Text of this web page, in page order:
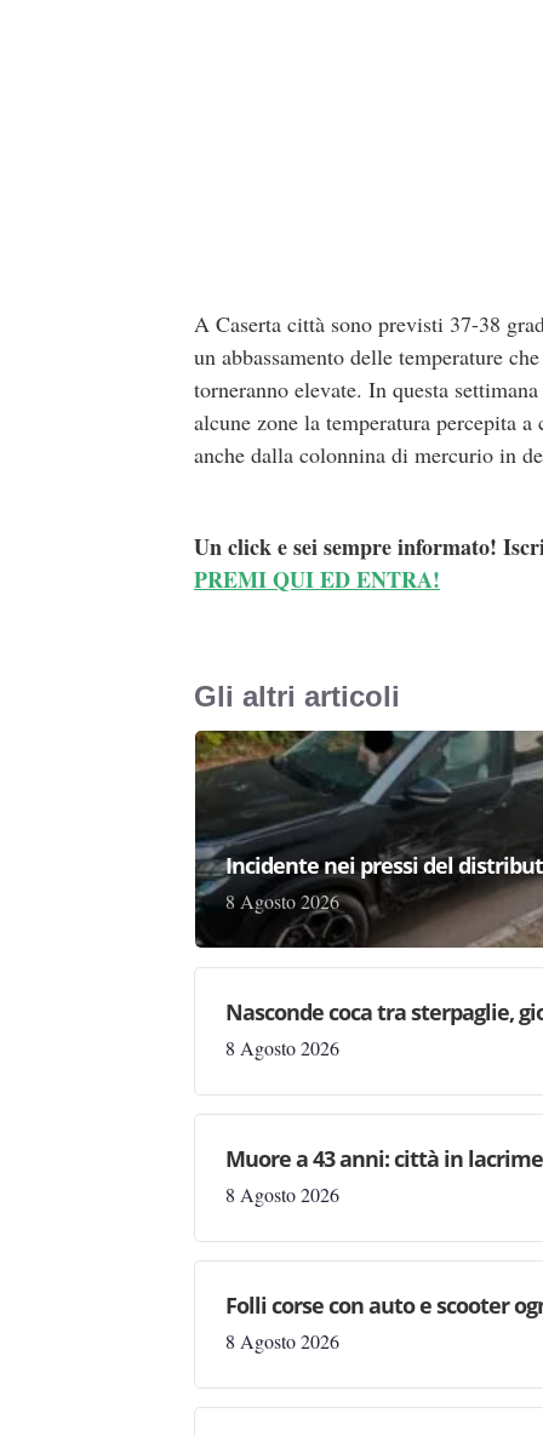
A Caserta città sono previsti 37-38
un abbassamento delle temperature
torneranno elevate. In questa
alcune zone la temperatura percepita
anche dalla colonnina di mercurio in
Un click e sei sempre informato!
PREMI QUI ED ENTRA!
Gli altri articoli
Incidente nei pressi del
8 Agosto 2026
Nasconde coca tra sterpaglie,
8 Agosto 2026
Muore a 43 anni: città in
8 Agosto 2026
Folli corse con auto e scooter
8 Agosto 2026